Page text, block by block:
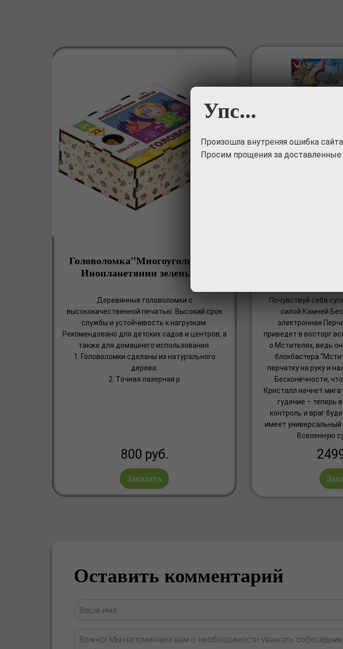
Головоломка"Многоугольники.
Инопланетянин зеленый"
Деревянные головоломки с
высококачественной печатью. Высокий срок
службы и устойчивость к нагрузкам.
Рекомендовано для детских садов и центров, а
также для домашнего использования.
1. Головоломки сделаны из натурального
дерева.
2. Точная лазерная р
800 руб.
Заказать
Почувствуй себя
силой Камней
электронная
приведет в восторг
о Мстителях, ведь
блокбастера
перчатку на руку и
Бесконечности,
Кристалл начнет
гудение – теперь
контроль и враг
имеет
Вселенную
Оставить комментарий
Упс...
Произошла внутреняя ошибка
Просим прощения за доставленные